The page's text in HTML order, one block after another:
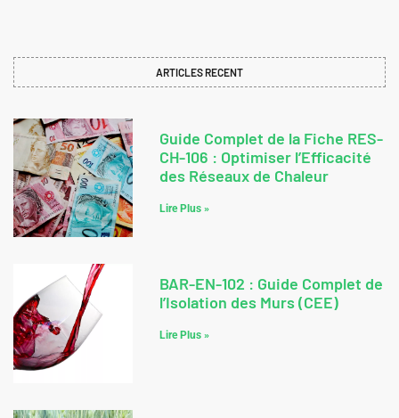
ARTICLES RECENT
Guide Complet de la Fiche RES-
CH-106 : Optimiser l’Efficacité
des Réseaux de Chaleur
Lire Plus »
BAR-EN-102 : Guide Complet de
l’Isolation des Murs (CEE)
Lire Plus »